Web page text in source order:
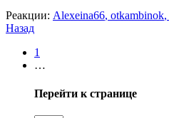
Реакции: Alexeina66, otkambinok,
Назад
1
…
Перейти к странице